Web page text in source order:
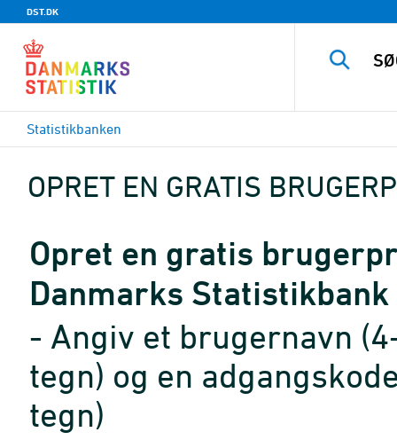
DST.DK
Statistikbanken
OPRET EN GRATIS
Opret en gratis
Danmarks Statistikbank
- Angiv et brugernavn
tegn) og en
tegn)